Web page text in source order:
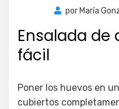
por María
Ensalada
fácil
Poner los huevos en
cubiertos